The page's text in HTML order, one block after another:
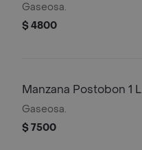
Gaseosa.
$ 4800
Manzana Postobon 1 L
Gaseosa.
$ 7500